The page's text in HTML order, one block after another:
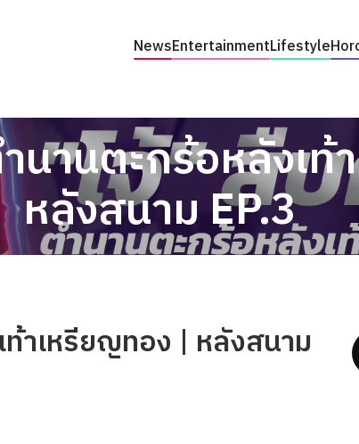
NewsEntertainmentLifestyle
นานตะกร้อหลังเ
หลังสนาม EP.3
าเหรียญทอง | หลังสนาม